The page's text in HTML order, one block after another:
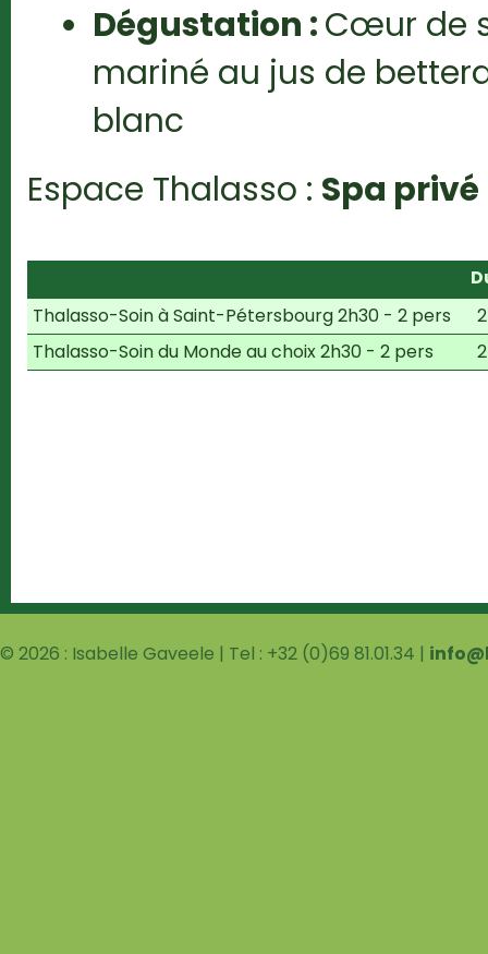
Dégustation :Cœur de
mariné au jus de
blanc
Espace Thalasso : Spa privé
Thalasso-Soin à Saint-Pétersbourg 2h30 - 2 pers
Thalasso-Soin du Monde au choix 2h30 - 2 pers
© 2026 : Isabelle Gaveele | Tel : +32 (0)69 81.01.34 |